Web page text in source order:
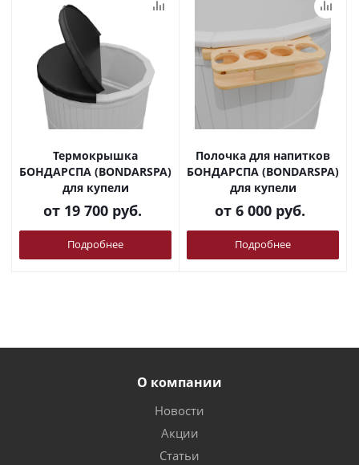
Термокрышка
БОНДАРСПА (BONDARSPA)
для купели
от 19 700 руб.
Подробнее
Полочка для напитков
БОНДАРСПА (BONDARSPA)
для купели
от 6 000 руб.
Подробнее
О компании
Новости
Акции
Статьи